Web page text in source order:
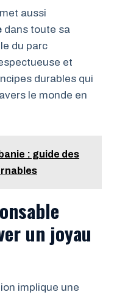
aussi
dans toute sa
du parc
et
durables qui
le monde en
: guide des
un joyau
implique une